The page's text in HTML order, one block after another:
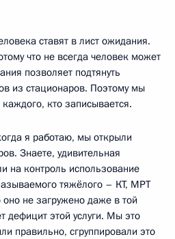
ставят в лист ожидания.
что не всегда человек может
позволяет подтянуть
из стационаров. Поэтому мы
кто записывается.
я работаю, мы открыли
Знаете, удивительная
на контроль использование
тяжёлого – КТ, МРТ
не загружено даже в той
дефицит этой услуги. Мы это
правильно, сгруппировали это